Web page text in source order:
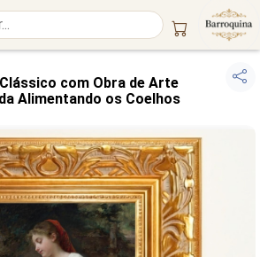
100% FINE ART
com Obra de Arte
Alimentando os Coelhos